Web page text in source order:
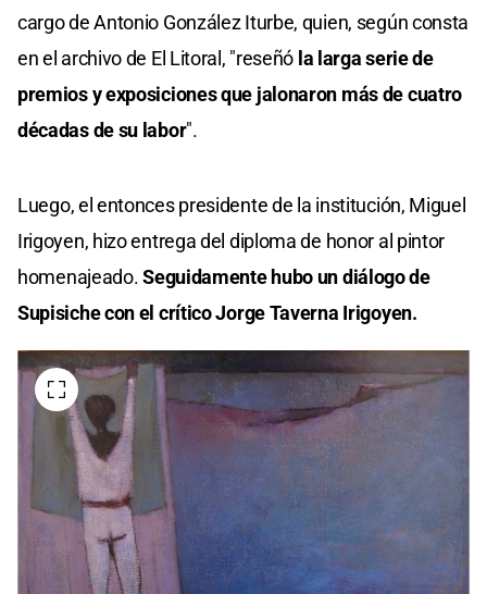
cargo de Antonio González Iturbe, quien, según consta
en el archivo de El Litoral, "reseñó la larga serie de
premios y exposiciones que jalonaron más de cuatro
décadas de su labor".
Luego, el entonces presidente de la institución, Miguel
Irigoyen, hizo entrega del diploma de honor al pintor
homenajeado.Seguidamente hubo un diálogo de
Supisiche con el crítico Jorge Taverna Irigoyen.